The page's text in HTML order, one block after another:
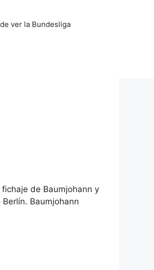
ver la Bundesliga
de Baumjohann y
Baumjohann